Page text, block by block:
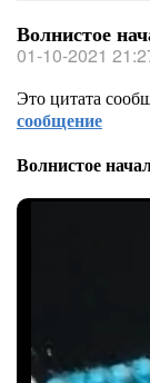
Волнистое
01-10-2021
Это цитата
сообщение
Волнистое